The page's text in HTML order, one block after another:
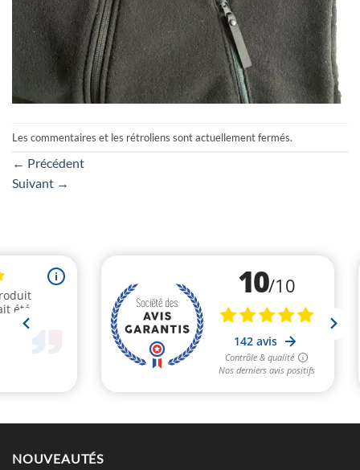
Les commentaires et les rétroliens sont actuellement fermés.
← Précédent
Suivant →
NOUVEAUTÉS